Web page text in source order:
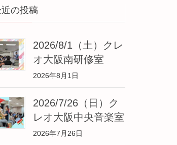
の投稿
2026/8/1（土）クレ
オ大阪南研修室
2026年8月1日
2026/7/26（日）ク
レオ大阪中央音楽室
2026年7月26日